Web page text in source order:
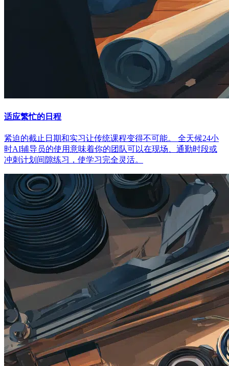
适应繁忙的日程
紧迫的截止日期和实习让传统课程变得不可能。 全天候24小
时AI辅导员的使用意味着你的团队可以在现场、通勤时段或
冲刺计划间隙练习，使学习完全灵活。